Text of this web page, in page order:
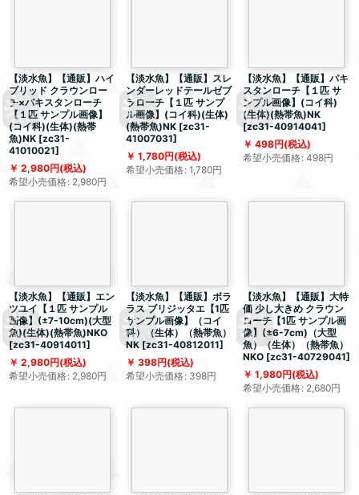
【淡水魚】【通販】ハイ
ブリッド クラウンロー
チ×パキスタンローチ
【１匹 サンプル画像】
(コイ科)(生体)(熱帯
魚)NK [zc31-
41010021]
2,980円(税込)
希望小売価格: 2,980円
【淡水魚】【通販】スレ
ンダーレッドテールゼブ
ラローチ【１匹 サンプ
ル画像】(コイ科)(生体)
(熱帯魚)NK [zc31-
41007031]
1,780円(税込)
希望小売価格: 1,780円
【淡水魚】【通販】パキ
スタンローチ【１匹 サ
ンプル画像】(コイ科)
(生体)(熱帯魚)NK
[zc31-40914041]
498円(税込)
希望小売価格: 498円
【淡水魚】【通販】エン
ツユイ【１匹 サンプル
画像】(±7-10cm)(大型
魚)(生体)(熱帯魚)NKO
[zc31-40914011]
2,980円(税込)
希望小売価格: 2,980円
【淡水魚】【通販】ボラ
ラス ブリジッタエ【1匹
サンプル画像】（コイ
科）（生体）（熱帯魚）
NK [zc31-40812011]
398円(税込)
希望小売価格: 398円
【淡水魚】【通販】大特
価 少し大きめ クラウン
ローチ【1匹 サンプル画
像】(±6-7cm)（大型
魚）（生体）（熱帯魚）
NKO [zc31-40729041]
1,980円(税込)
希望小売価格: 2,680円